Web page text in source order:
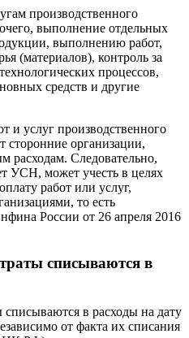
производственного
выполнение отдельных
выполнению работ,
(материалов), контроль за
процессов,
средств и другие
и услуг производственного
сторонние организации,
расходам. Следовательно,
УСН, может учесть в целях
работ или услуг,
то есть
России от 26 апреля 2016
списываются в
в расходы на дату
от факта их списания